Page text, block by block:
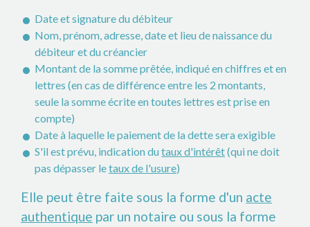
Date et signature du débiteur
Nom, prénom, adresse, date et lieu de naissance du
débiteur et du créancier
Montant de la somme prêtée, indiqué en chiffres et en
lettres (en cas de différence entre les 2 montants,
seule la somme écrite en toutes lettres est prise en
compte)
Date à laquelle le paiement de la dette sera exigible
S'il est prévu, indication dutaux d'intérêt(qui ne doit
pas dépasser letaux de l'usure)
Elle peut être faite sous la forme d'un acte
authentique par un notaire ou sous la forme